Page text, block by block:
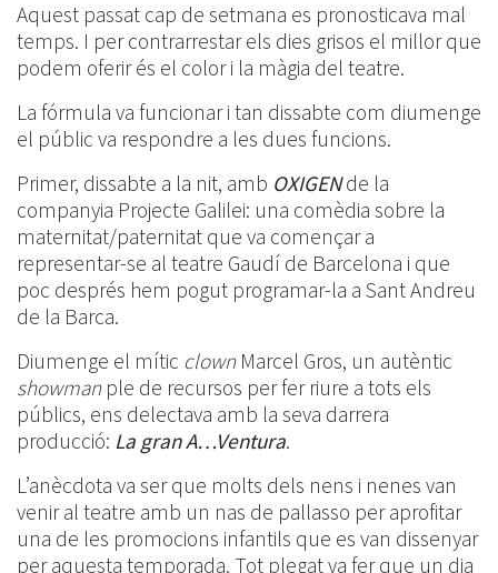
Aquest passat cap de setmana es pronosticava mal
temps. I per contrarrestar els dies grisos el millor que
podem oferir és el color i la màgia del teatre.
La fórmula va funcionar i tan dissabte com diumenge
el públic va respondre a les dues funcions.
Primer, dissabte a la nit, amb OXIGENde la
companyia Projecte Galilei: una comèdia sobre la
maternitat/paternitat que va començar a
representar-se al teatre Gaudí de Barcelona i que
poc després hem pogut programar-la a Sant Andreu
de la Barca.
Diumenge el mític clownMarcel Gros, un autèntic
showmanple de recursos per fer riure a tots els
públics, ens delectava amb la seva darrera
producció: La gran A…Ventura.
L’anècdota va ser que molts dels nens i nenes van
venir al teatre amb un nas de pallasso per aprofitar
una de les promocions infantils que es van dissenyar
per aquesta temporada. Tot plegat va fer que un dia